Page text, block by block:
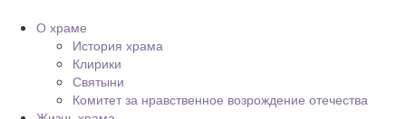
О храме
История храма
Клирики
Святыни
Комитет за нравственное возрождение отечества